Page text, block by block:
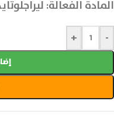
المادة الفعالة:
-
+